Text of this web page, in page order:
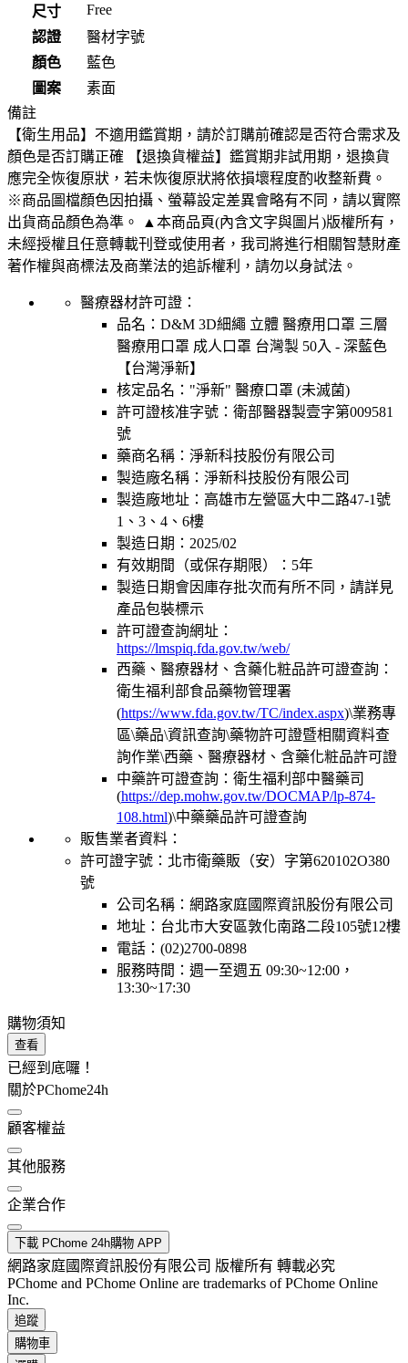
尺寸
Free
認證
醫材字號
顏色
藍色
圖案
素面
備註
【衛生用品】不適用鑑賞期，請於訂購前確認是否符合需求及
顏色是否訂購正確 【退換貨權益】鑑賞期非試用期，退換貨
應完全恢復原狀，若未恢復原狀將依損壞程度酌收整新費。
※商品圖檔顏色因拍攝、螢幕設定差異會略有不同，請以實際
出貨商品顏色為準。 ▲本商品頁(內含文字與圖片)版權所有，
未經授權且任意轉載刊登或使用者，我司將進行相關智慧財產
著作權與商標法及商業法的追訴權利，請勿以身試法。
醫療器材許可證：
品名： D&M 3D細繩 立體 醫療用口罩 三層
醫療用口罩 成人口罩 台灣製 50入 - 深藍色
【台灣淨新】
核定品名： "淨新" 醫療口罩 (未滅菌)
許可證核准字號： 衛部醫器製壹字第009581
號
藥商名稱： 淨新科技股份有限公司
製造廠名稱： 淨新科技股份有限公司
製造廠地址： 高雄市左營區大中二路47-1號
1、3、4、6樓
製造日期： 2025/02
有效期間（或保存期限）： 5年
製造日期會因庫存批次而有所不同，請詳見
產品包裝標示
許可證查詢網址：
https://lmspiq.fda.gov.tw/web/
西藥、醫療器材、含藥化粧品許可證查詢：
衛生福利部食品藥物管理署
(https://www.fda.gov.tw/TC/index.aspx)\業務專
區\藥品\資訊查詢\藥物許可證暨相關資料查
詢作業\西藥、醫療器材、含藥化粧品許可證
中藥許可證查詢：衛生福利部中醫藥司
(https://dep.mohw.gov.tw/DOCMAP/lp-874-
108.html)\中藥藥品許可證查詢
販售業者資料：
許可證字號：北市衛藥販（安）字第620102O380
號
公司名稱：網路家庭國際資訊股份有限公司
地址：台北市大安區敦化南路二段105號12樓
電話：(02)2700-0898
服務時間：週一至週五 09:30~12:00，
13:30~17:30
購物須知
查看
已經到底囉！
關於PChome24h
顧客權益
其他服務
企業合作
下載 PChome 24h購物 APP
網路家庭國際資訊股份有限公司 版權所有 轉載必究
PChome and PChome Online are trademarks of PChome Online
Inc.
追蹤
購物車